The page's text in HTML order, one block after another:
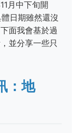
月中下旬開
日期雖然還沒
面我會基於過
並分享一些只
：地